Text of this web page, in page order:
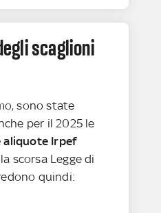
scaglioni
sono state
per il 2025 le
aliquote Irpef
scorsa Legge di
quindi: